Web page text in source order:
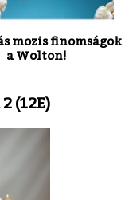
mozis finomságok
a Wolton!
(12E)